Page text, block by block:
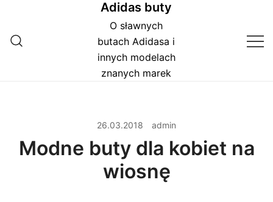
treści
Adidas buty
O sławnych
butach Adidasa i
innych modelach
znanych marek
26.03.2018 admin
Modne buty dla kobiet na
wiosnę